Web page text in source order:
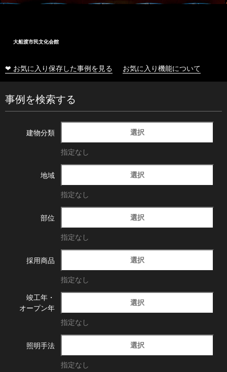
大船渡市民文化会館
❤ お気に入り保存した事例を見る お気に入り機能について
事例を検索する
建物分類 選択
指定なし
地域 選択
指定なし
部位 選択
指定なし
採用商品 選択
指定なし
竣工年・
オープン年
選択
指定なし
照明手法 選択
指定なし